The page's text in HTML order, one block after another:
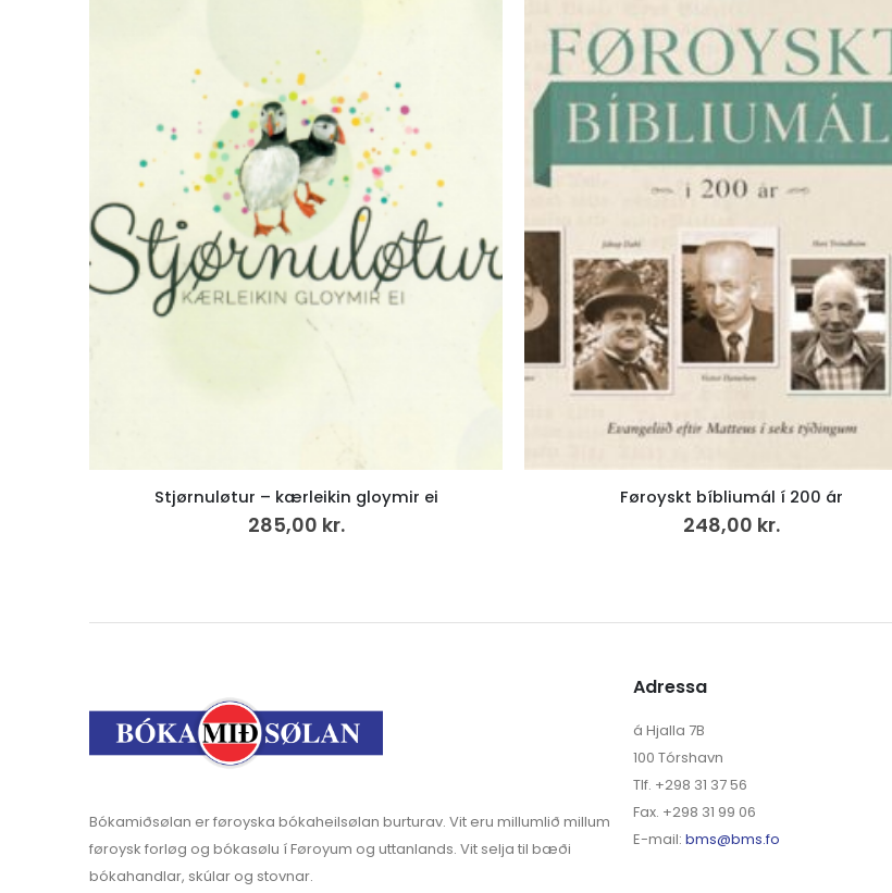
Føroyskt bíbliumál í 200 ár
248,00 kr.
Soleiðis fingu vit vegir, brýr og tunlar (15)
300,00 kr.
Bókamiðsølan er føroyska bókaheilsølan burturav. Vit eru millumlið millum
føroysk forløg og bókasølu í Føroyum og uttanlands. Vit selja til bæði
bókahandlar, skúlar og stovnar.
Adressa
á Hjalla 7B
100 Tórshavn
Tlf. +298 31 37 56
Fax. +298 31 99 06
E-mail: bms@bms.fo